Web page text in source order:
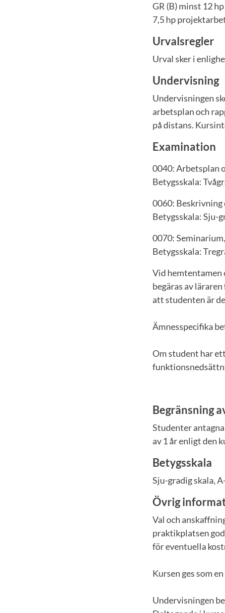
GR (B) minst 12
7,5 hp
Urvalsregler
Urval sker i
Undervisning
Undervisningen
arbetsplan och
på distans.
Examination
0040: Arbetsplan
Betygsskala:
0060: Beskrivning
Betygsskala: Sju-
0070:
Betygsskala:
Vid hemtentamen
begäras av
att studenten är
Ämnesspecifika
Om student har
Begränsning
Studenter
av 1 år enligt den
Betygsskala
Sju-gradig skala,
Övrig
Val och
praktikplatsen
för eventuella
Kursen ges som
Undervisningen